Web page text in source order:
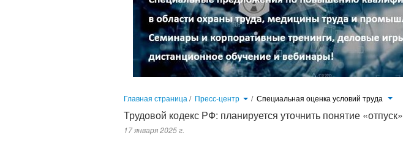
Главная страница / Пресс-центр / Специальная оценка условий труда
Трудовой кодекс РФ: планируется уточнить понятие «отпуск»
17 января 2025 г.